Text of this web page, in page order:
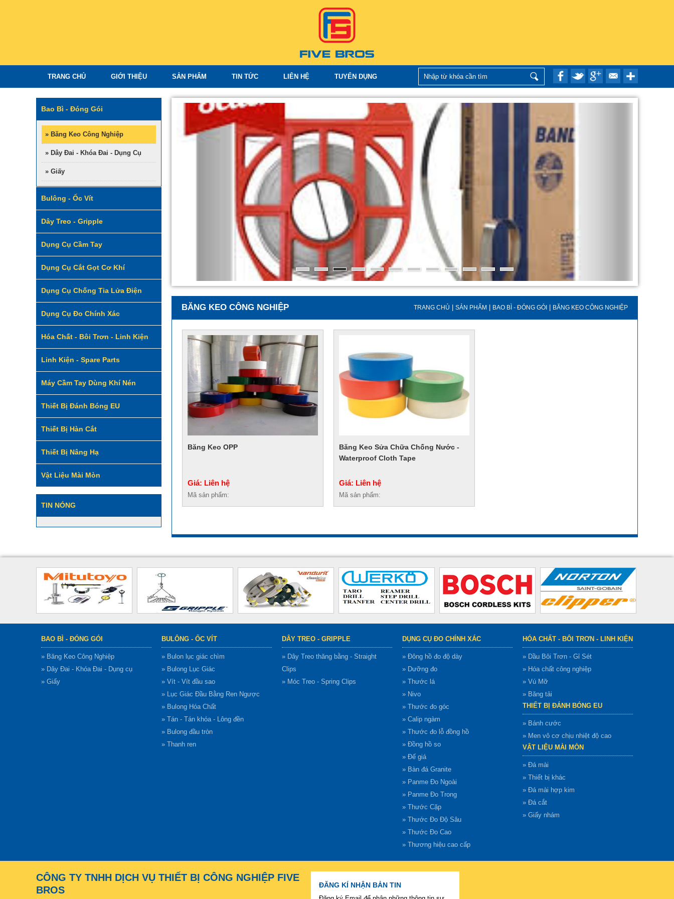
TRANG CHỦ GIỚI THIỆU SẢN PHẨM TIN TỨC LIÊN HỆ TUYỂN DỤNG
Bao Bì - Đóng Gói
» Băng Keo Công Nghiệp
» Dây Đai - Khóa Đai - Dụng Cụ
» Giấy
Bulông - Ốc Vít
Dây Treo - Gripple
Dụng Cụ Cầm Tay
Dụng Cụ Cắt Gọt Cơ Khí
Dụng Cụ Chống Tia Lửa Điện
Dụng Cụ Đo Chính Xác
Hóa Chất - Bôi Trơn - Linh Kiện
Linh Kiện - Spare Parts
Máy Cầm Tay Dùng Khí Nén
Thiết Bị Đánh Bóng EU
Thiết Bị Hàn Cắt
Thiết Bị Nâng Hạ
Vật Liệu Mài Mòn
TIN NÓNG
BĂNG KEO CÔNG NGHIỆP TRANG CHỦ SẢN PHẨM BAO BÌ - ĐÓNG GÓI BĂNG KEO CÔNG NGHIỆP
Băng Keo OPP
Giá: Liên hệ
Mã sản phẩm:
Băng Keo Sửa Chữa Chống Nước -
Waterproof Cloth Tape
Giá: Liên hệ
Mã sản phẩm:
BAO BÌ - ĐÓNG GÓI
» Băng Keo Công Nghiệp
» Dây Đai - Khóa Đai - Dụng cụ
» Giấy
BULÔNG - ỐC VÍT
» Bulon lục giác chìm
» Bulong Lục Giác
» Vít - Vít đầu sao
» Lục Giác Đầu Bằng Ren Ngược
» Bulong Hóa Chất
» Tán - Tán khóa - Lông đền
» Bulong đầu tròn
» Thanh ren
DÂY TREO - GRIPPLE
» Dây Treo thăng bằng - Straight
Clips
» Móc Treo - Spring Clips
DỤNG CỤ ĐO CHÍNH XÁC
» Đông hồ đo độ dày
» Dưỡng đo
» Thước lá
» Nivo
» Thước đo góc
» Calip ngàm
» Thước đo lỗ đồng hồ
» Đồng hồ so
» Đế giá
» Bàn đá Granite
» Panme Đo Ngoài
» Panme Đo Trong
» Thước Cặp
» Thước Đo Độ Sâu
» Thước Đo Cao
» Thương hiệu cao cấp
HÓA CHẤT - BÔI TRƠN - LINH KIỆN
» Dầu Bôi Trơn - Gỉ Sét
» Hóa chất công nghiệp
» Vú Mỡ
» Băng tải
THIẾT BỊ ĐÁNH BÓNG EU
» Bánh cước
» Men vô cơ chịu nhiệt độ cao
VẬT LIỆU MÀI MÒN
» Đá mài
» Thiết bị khác
» Đá mài hợp kim
» Đá cắt
» Giấy nhám
CÔNG TY TNHH DỊCH VỤ THIẾT BỊ CÔNG NGHIỆP FIVE
BROS
ĐĂNG KÍ NHẬN BẢN TIN